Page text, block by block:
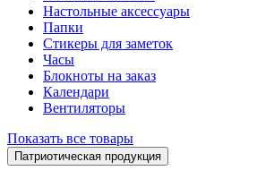
Настольные аксессуары
Папки
Стикеры для заметок
Часы
Блокноты на заказ
Календари
Вентиляторы
Показать все товары
Патриотическая продукция